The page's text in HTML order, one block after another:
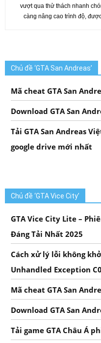
vượt qua thử thách nhanh
càng nâng cao trình độ,
Chủ đề ‘GTA San Andreas’
Mã cheat GTA San
Download GTA San
Tải GTA San Andreas
google drive mới nhất
Chủ đề ‘GTA Vice City’
GTA Vice City Lite –
Đáng Tải Nhất 2025
Cách xử lý lỗi không
Unhandled Exception
Mã cheat GTA San
Download GTA San
Tải game GTA Châu Á